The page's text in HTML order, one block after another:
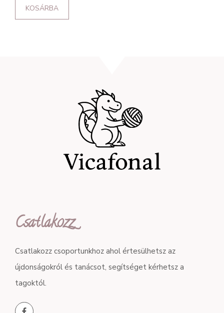
KOSÁRBA
Csatlakozz
Csatlakozz csoportunkhoz ahol értesülhetsz az
újdonságokról és tanácsot, segítséget kérhetsz a
tagoktól.